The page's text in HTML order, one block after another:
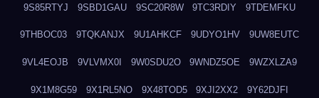
9S85RTYJ 9SBD1GAU 9SC20R8W 9TC3RDIY 9TDEMFKU
9THBOC03 9TQKANJX 9U1AHKCF 9UDYO1HV 9UW8EUTC
9VL4EOJB 9VLVMX0I 9W0SDU2O 9WNDZ5OE 9WZXLZA9
9X1M8G59 9X1RL5NO 9X48TOD5 9XJI2XX2 9Y62DJFI